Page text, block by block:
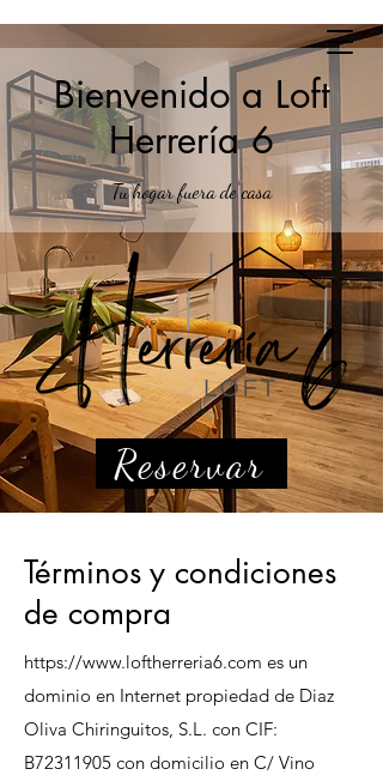
Bienvenido a Loft
Herrería 6
Tu hogar fuera de casa
Reservar
Términos y condiciones
de compra
https://www.loftherreria6.com es un
dominio en Internet propiedad de Diaz
Oliva Chiringuitos, S.L. con CIF:
B72311905 con domicilio en C/ Vino